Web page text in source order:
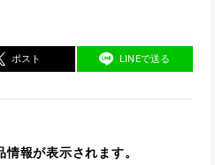
ポスト LINEで送る
報が表示されます。